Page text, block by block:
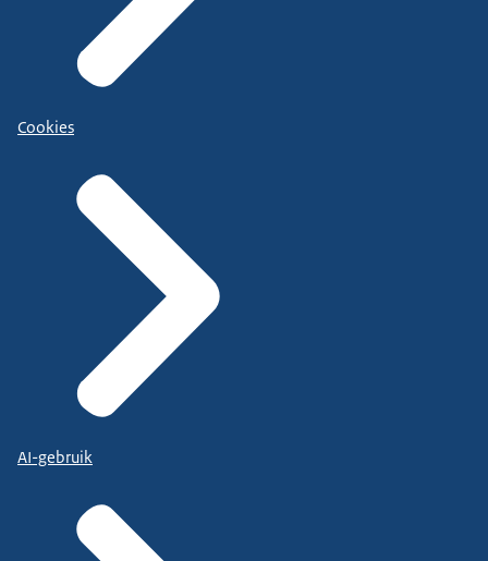
Cookies
AI-gebruik